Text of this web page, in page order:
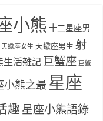
小熊 十二星座男
天蠍座女生 天蠍座男生 射
生活雜記 巨蟹座 巨蟹
小熊之最 星座
趣 星座小熊語錄